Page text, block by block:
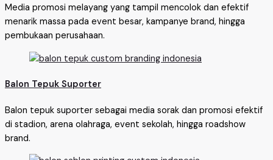
Media promosi melayang yang tampil mencolok dan efektif
menarik massa pada event besar, kampanye brand, hingga
pembukaan perusahaan.
Balon Tepuk Suporter
Balon tepuk suporter sebagai media sorak dan promosi efektif
di stadion, arena olahraga, event sekolah, hingga roadshow
brand.